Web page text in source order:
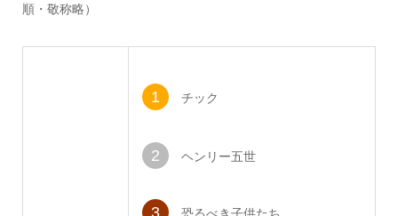
順・敬称略）
1 チック
2 ヘンリー五世
3